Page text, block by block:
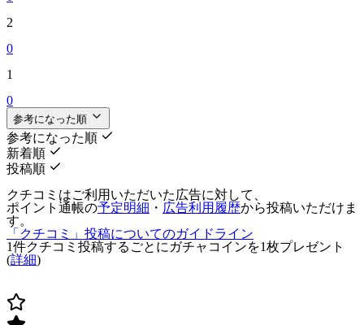
2
0
1
0
参考になった順
参考になった順
新着順
投稿順
クチコミはご利用いただいた広告に対して、
ポイント通帳の予定明細 ・ 広告利用履歴から投稿いただけま
す。
「クチコミ」投稿についてのガイドライン
1件クチコミ投稿するごとに ガチャコインを1枚プレゼント
(詳細)